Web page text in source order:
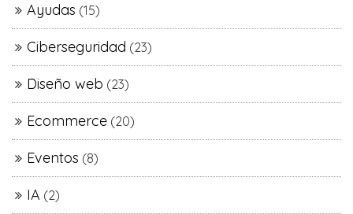
Ayudas (15)
Ciberseguridad (23)
Diseño web (23)
Ecommerce (20)
Eventos (8)
IA (2)